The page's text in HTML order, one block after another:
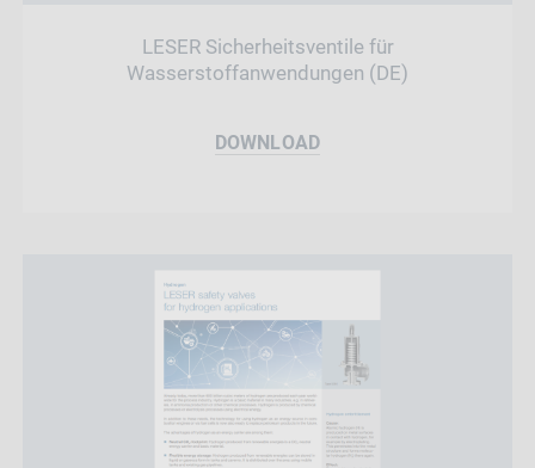
LESER Sicherheitsventile für
Wasserstoffanwendungen (DE)
DOWNLOAD